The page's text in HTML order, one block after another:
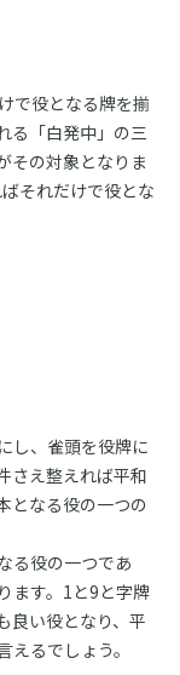
で役となる牌を揃
る「白発中」の三
その対象となりま
それだけで役とな
し、雀頭を役牌に
さえ整えれば平和
となる役の一つの
る役の一つであ
ます。1と9と字牌
良い役となり、平
るでしょう。